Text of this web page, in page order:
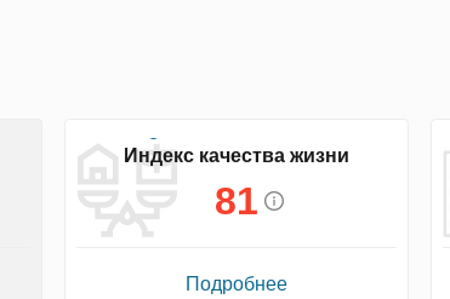
Индекс качества жизни
81
Подробнее